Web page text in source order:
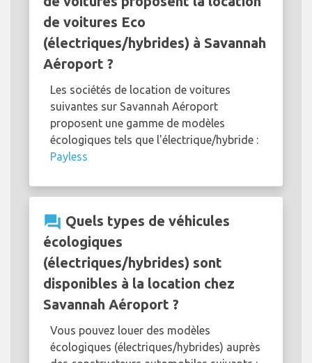
de voitures Eco
(électriques/hybrides) à Savannah
Aéroport ?
Les sociétés de location de voitures
suivantes sur Savannah Aéroport
proposent une gamme de modèles
écologiques tels que l'électrique/hybride :
Payless
question_answer Quels types de véhicules
écologiques
(électriques/hybrides) sont
disponibles à la location chez
Savannah Aéroport ?
Vous pouvez louer des modèles
écologiques (électriques/hybrides) auprès